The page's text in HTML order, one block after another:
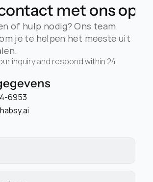
met ons op
of hulp nodig? Ons team
je te helpen het meeste uit
inquiry and respond within 24
6953